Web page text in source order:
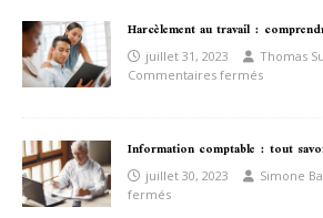
Harcèlement au travail :
juillet 31, 2023
Thomas
Commentaires fermés
Information comptable : tout
juillet 30, 2023 Simone
fermés